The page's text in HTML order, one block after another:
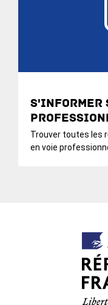
S'informer
Trouver toutes les
en voie